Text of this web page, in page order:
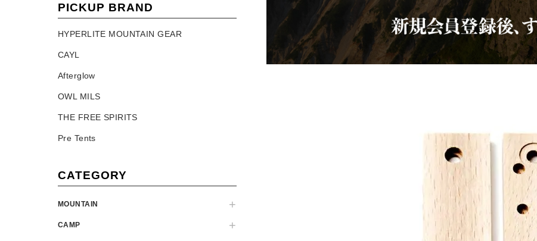
PICKUP BRAND
HYPERLITE MOUNTAIN GEAR
CAYL
Afterglow
OWL MILS
THE FREE SPIRITS
Pre Tents
CATEGORY
MOUNTAIN
CAMP